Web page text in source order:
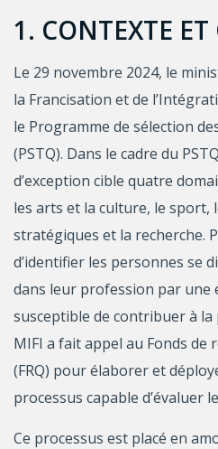
1. CONTEXTE ET
Le 29 novembre 2024, le
la Francisation et de
le Programme de sélection
(PSTQ). Dans le cadre du
d’exception cible quatre
les arts et la culture, le sport,
stratégiques et la recherche.
d’identifier les personnes se
dans leur profession par une
susceptible de contribuer à
MIFI a fait appel au Fonds de
(FRQ) pour élaborer et
processus capable d’évaluer
Ce processus est placé en